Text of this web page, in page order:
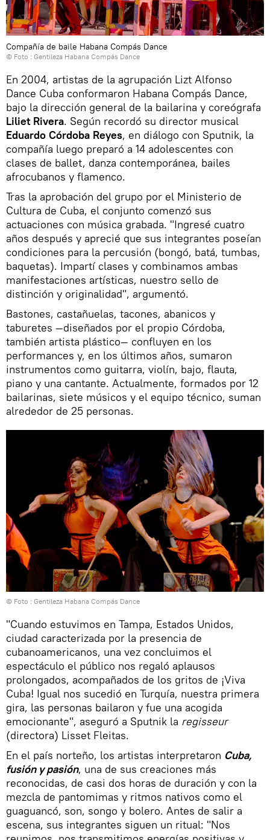
Compañía de baile Habana Compás Dance
© Foto : Gentileza Habana Compás Dance
En 2004, artistas de la agrupación Lizt Alfonso
Dance Cuba conformaron Habana Compás Dance,
bajo la dirección general de la bailarina y coreógrafa
Liliet Rivera. Según recordó su director musical
Eduardo Córdoba Reyes, en diálogo con Sputnik, la
compañía luego preparó a 14 adolescentes con
clases de ballet, danza contemporánea, bailes
afrocubanos y flamenco.
Tras la aprobación del grupo por el Ministerio de
Cultura de Cuba, el conjunto comenzó sus
actuaciones con música grabada. "Ingresé cuatro
años después y aprecié que sus integrantes poseían
condiciones para la percusión (bongó, batá, tumbas,
baquetas). Impartí clases y combinamos ambas
manifestaciones artísticas, nuestro sello de
distinción y originalidad", argumentó.
Bastones, castañuelas, tacones, abanicos y
taburetes —diseñados por el propio Córdoba,
también artista plástico— confluyen en los
performances y, en los últimos años, sumaron
instrumentos como guitarra, violín, bajo, flauta,
piano y una cantante. Actualmente, formados por 12
bailarinas, siete músicos y el equipo técnico, suman
alrededor de 25 personas.
© Foto : Gentileza Habana Compás Dance
"Cuando estuvimos en Tampa, Estados Unidos,
ciudad caracterizada por la presencia de
cubanoamericanos, una vez concluimos el
espectáculo el público nos regaló aplausos
prolongados, acompañados de los gritos de ¡Viva
Cuba! Igual nos sucedió en Turquía, nuestra primera
gira, las personas bailaron y fue una acogida
emocionante", aseguró a Sputnik la regisseur
(directora) Lisset Fleitas.
En el país norteño, los artistas interpretaron Cuba,
fusión y pasión, una de sus creaciones más
reconocidas, de casi dos horas de duración y con la
mezcla de pantomimas y ritmos nativos como el
guaguancó, son, songo y bolero. Antes de salir a
escena, sus integrantes siguen un ritual: "Nos